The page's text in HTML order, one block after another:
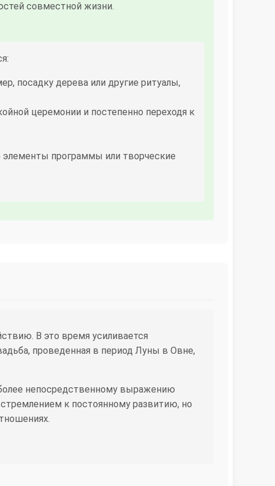
совместной жизни.
посадку дерева или другие ритуалы,
церемонии и постепенно переходя к
элементы программы или творческие
В это время усиливается
проведенная в период Луны в Овне,
непосредственному выражению
к постоянному развитию, но